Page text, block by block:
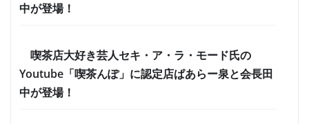
中が登場！
喫茶店大好き芸人セキ・ア・ラ・モード氏の
Youtube「喫茶んぽ」に認定店ぱあらー泉と会長田
中が登場！